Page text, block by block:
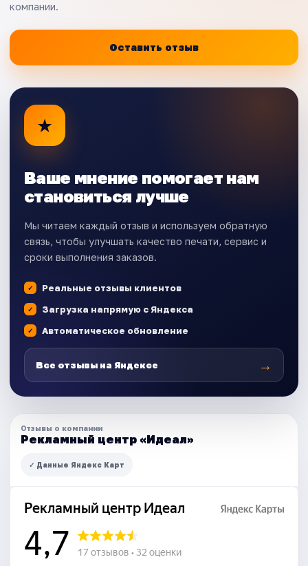
компании.
Оставить отзыв
★
Ваше мнение помогает нам
становиться лучше
Мы читаем каждый отзыв и используем обратную
связь, чтобы улучшать качество печати, сервис и
сроки выполнения заказов.
Реальные отзывы клиентов
Загрузка напрямую с Яндекса
Автоматическое обновление
Все отзывы на Яндексе →
Отзывы о компании
Рекламный центр «Идеал»
✓ Данные Яндекс Карт